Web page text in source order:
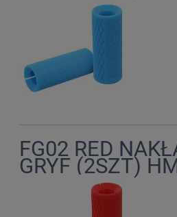
FG02 RED
GRYF (2SZT)